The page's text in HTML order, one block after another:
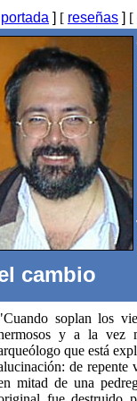
portada ] [ reseñas ] [
cambio
soplan los
y a la vez
que está
de repente
mitad de una